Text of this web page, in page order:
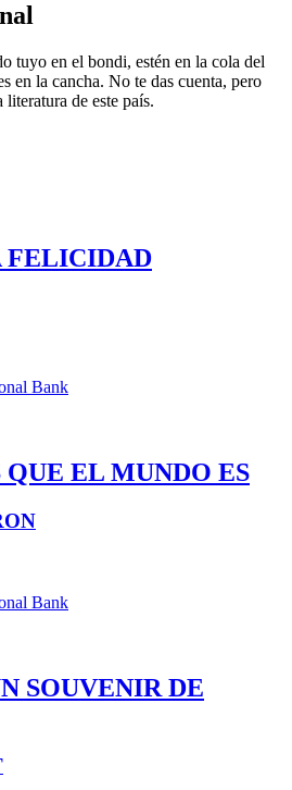
tuyo en el bondi, estén en la cola del
en la cancha. No te das cuenta, pero
de este país.
FELICIDAD
QUE EL MUNDO ES
SOUVENIR DE